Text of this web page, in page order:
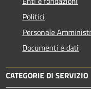
Politici
Personale
Documenti e dati
CATEGORIE DI SERVIZIO